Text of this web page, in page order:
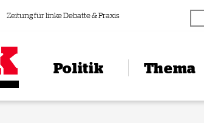
Zeitung für linke Debatte & Praxis
Politik Thema